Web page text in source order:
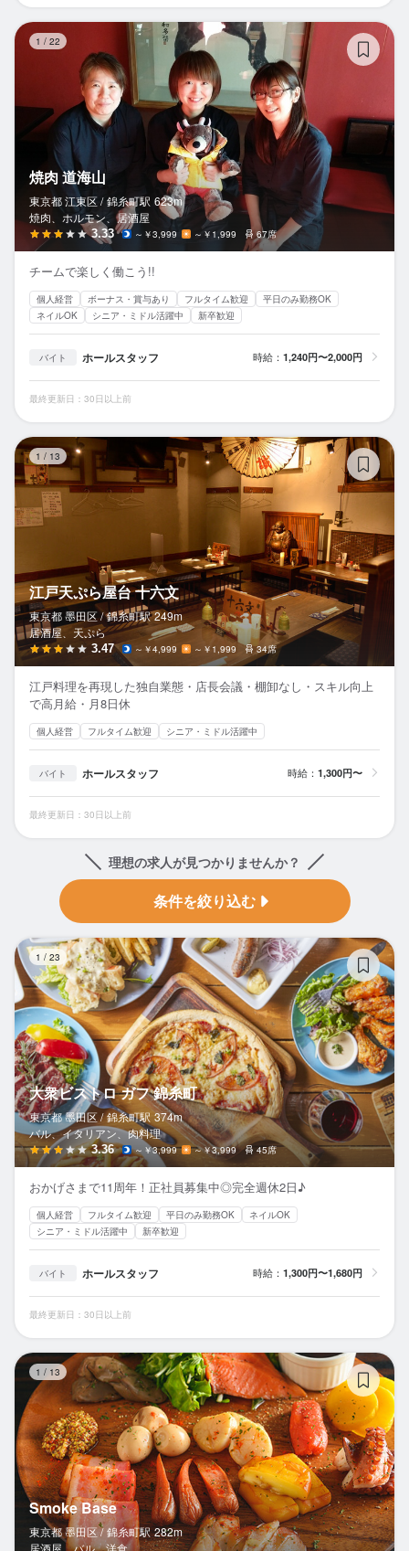
1 / 22
焼肉 道海山
東京都 江東区 / 錦糸町駅 623m
焼肉、ホルモン、居酒屋
3.33 ～￥3,999 ～￥1,999 67席
チームで楽しく働こう!!
個人経営 ボーナス・賞与あり フルタイム歓迎
平日のみ勤務OK
ネイルOK
シニア・ミドル活躍中 新卒歓迎
バイト ホールスタッフ 時給： 1,240円〜2,000円
最終更新日：30日以上前
1 / 13
江戸天ぷら屋台 十六文
東京都 墨田区 / 錦糸町駅 249m
居酒屋、天ぷら
3.47 ～￥4,999 ～￥1,999 34席
江戸料理を再現した独自業態・店長会議・棚卸なし・スキル向上
で高月給・月8日休
個人経営 フルタイム歓迎 シニア・ミドル活躍中
バイト ホールスタッフ 時給： 1,300円〜
最終更新日：30日以上前
理想の求人が見つかりませんか？
条件を絞り込む
1 / 23
大衆ビストロ ガフ 錦糸町
東京都 墨田区 / 錦糸町駅 374m
バル、イタリアン、肉料理
3.36 ～￥3,999 ～￥3,999 45席
おかげさまで11周年！正社員募集中◎完全週休2日♪
個人経営 フルタイム歓迎 平日のみ勤務OK
ネイルOK
シニア・ミドル活躍中
新卒歓迎
バイト ホールスタッフ 時給： 1,300円〜1,680円
最終更新日：30日以上前
1 / 13
Smoke Base
東京都 墨田区 / 錦糸町駅 282m
居酒屋、バル、洋食